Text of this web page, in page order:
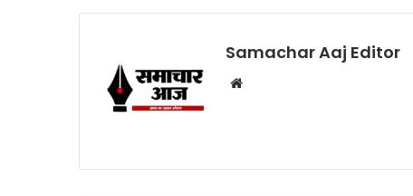
Samachar Aaj Editor